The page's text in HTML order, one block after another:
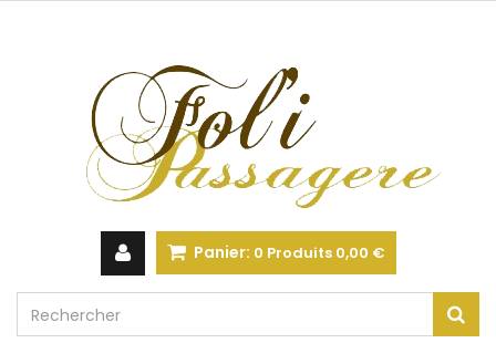
Panier: 0 Produits 0,00 €